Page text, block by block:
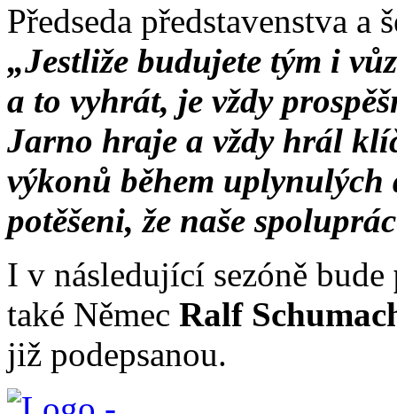
Předseda představenstva
„Jestliže budujete tým i
a to vyhrát, je vždy
Jarno hraje a vždy hrál
výkonů během uplynulých
potěšeni, že naše
I v následující sezóně bude
také Němec Ralf
již podepsanou.